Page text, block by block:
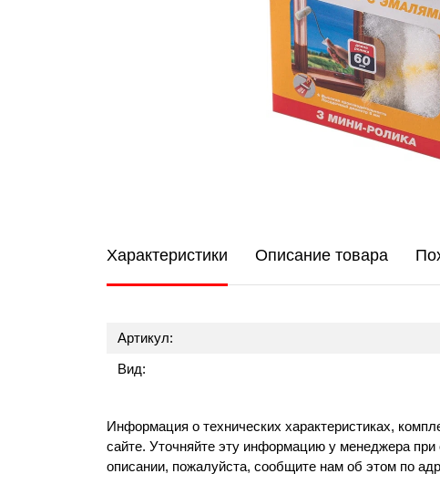
Характеристики Описание товара
Артикул:
Вид:
Информация о технических характеристиках,
сайте. Уточняйте эту информацию у менеджера
описании, пожалуйста, сообщите нам об этом по